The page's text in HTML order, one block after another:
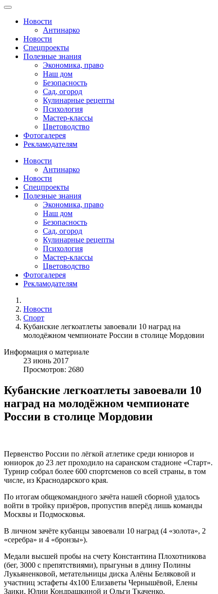
Новости
Антинарко
Новости
Спецпроекты
Полезные знания
Экономика, право
Наш дом
Безопасность
Сад, огород
Кулинарные рецепты
Психология
Мастер-классы
Цветоводство
Фотогалерея
Рекламодателям
Новости
Антинарко
Новости
Спецпроекты
Полезные знания
Экономика, право
Наш дом
Безопасность
Сад, огород
Кулинарные рецепты
Психология
Мастер-классы
Цветоводство
Фотогалерея
Рекламодателям
Новости
Спорт
Кубанские легкоатлеты завоевали 10 наград на
молодёжном чемпионате России в столице Мордовии
Информация о материале
23 июнь 2017
Просмотров: 2680
Кубанские легкоатлеты завоевали 10
наград на молодёжном чемпионате
России в столице Мордовии
Первенство России по лёгкой атлетике среди юниоров и
юниорок до 23 лет проходило на саранском стадионе «Старт».
Турнир собрал более 600 спортсменов со всей страны, в том
числе, из Краснодарского края.
По итогам общекомандного зачёта нашей сборной удалось
войти в тройку призёров, пропустив вперёд лишь команды
Москвы и Подмосковья.
В личном зачёте кубанцы завоевали 10 наград (4 «золота», 2
«серебра» и 4 «бронзы»).
Медали высшей пробы на счету Константина Плохотникова
(бег, 3000 с препятствиями), прыгуньи в длину Полины
Лукьяненковой, метательницы диска Алёны Беляковой и
участниц эстафеты 4х100 Елизаветы Чернышёвой, Елены
Заики, Юлии Кондрашкиной и Ольги Ткаченко.